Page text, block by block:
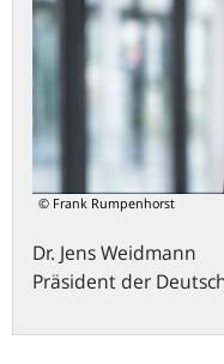
© Frank Rumpenhorst
Dr. JensWeidmann
Präsident der